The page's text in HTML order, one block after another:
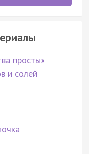
простых
и солей